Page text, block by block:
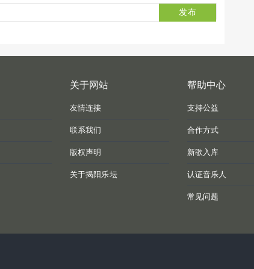
发布
关于网站
友情连接
联系我们
版权声明
关于揭阳乐坛
帮助中心
支持公益
合作方式
新歌入库
认证音乐人
常见问题